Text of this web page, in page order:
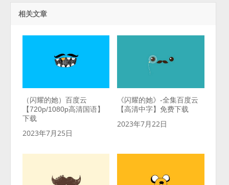
相关文章
（闪耀的她）百度云
【720p/1080p高清国语】
下载
2023年7月25日
《闪耀的她》-全集百度云
【高清中字】免费下载
2023年7月22日